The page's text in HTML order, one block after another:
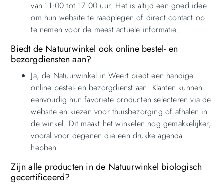
van 11:00 tot 17:00 uur. Het is altijd een goed idee
om hun website te raadplegen of direct contact op
te nemen voor de meest actuele informatie.
Biedt de Natuurwinkel ook online bestel- en
bezorgdiensten aan?
Ja, de Natuurwinkel in Weert biedt een handige
online bestel- en bezorgdienst aan. Klanten kunnen
eenvoudig hun favoriete producten selecteren via de
website en kiezen voor thuisbezorging of afhalen in
de winkel. Dit maakt het winkelen nog gemakkelijker,
vooral voor degenen die een drukke agenda
hebben.
Zijn alle producten in de Natuurwinkel biologisch
gecertificeerd?